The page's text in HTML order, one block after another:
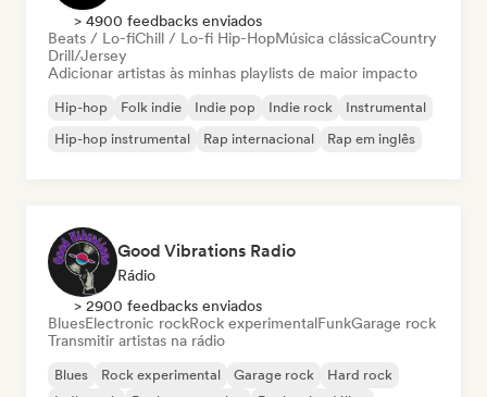
> 4900 feedbacks enviados
Beats / Lo-fiChill / Lo-fi Hip-HopMúsica clássicaCountry
Drill/Jersey
Adicionar artistas às minhas playlists de maior impacto
Hip-hop Folk indie Indie pop Indie rock
Instrumental
Hip-hop instrumental
Rap internacional Rap em inglês
Good Vibrations Radio
Rádio
> 2900 feedbacks enviados
BluesElectronic rockRock experimentalFunkGarage rock
Transmitir artistas na rádio
Blues Rock experimental Garage rock
Hard rock